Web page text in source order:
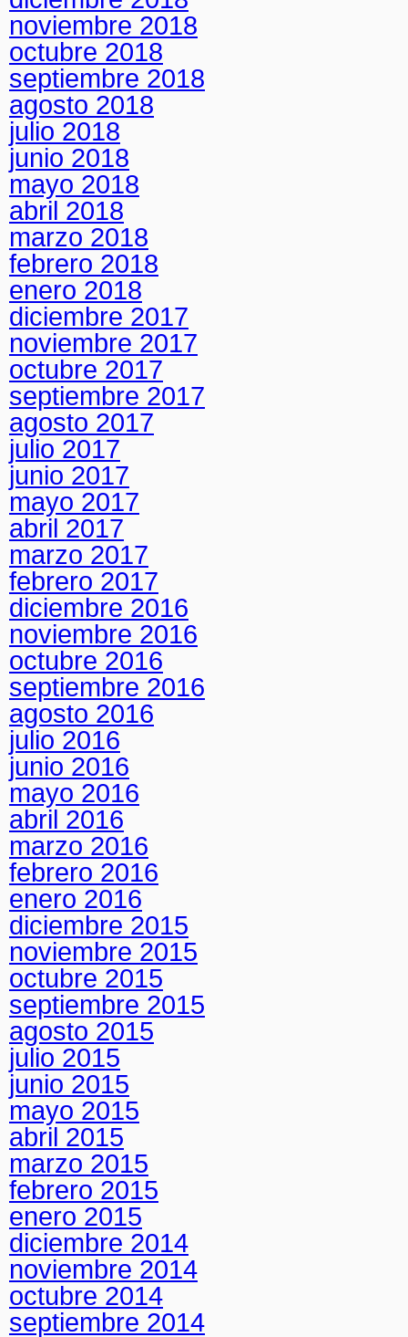
noviembre 2018
octubre 2018
septiembre 2018
agosto 2018
julio 2018
junio 2018
mayo 2018
abril 2018
marzo 2018
febrero 2018
enero 2018
diciembre 2017
noviembre 2017
octubre 2017
septiembre 2017
agosto 2017
julio 2017
junio 2017
mayo 2017
abril 2017
marzo 2017
febrero 2017
diciembre 2016
noviembre 2016
octubre 2016
septiembre 2016
agosto 2016
julio 2016
junio 2016
mayo 2016
abril 2016
marzo 2016
febrero 2016
enero 2016
diciembre 2015
noviembre 2015
octubre 2015
septiembre 2015
agosto 2015
julio 2015
junio 2015
mayo 2015
abril 2015
marzo 2015
febrero 2015
enero 2015
diciembre 2014
noviembre 2014
octubre 2014
septiembre 2014